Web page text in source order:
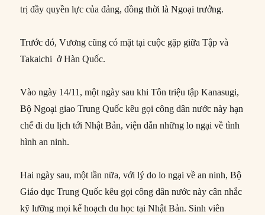
trị đầy quyền lực của đảng, đồng thời là Ngoại trưởng.
Trước đó, Vương cũng có mặt tại cuộc gặp giữa Tập và
Takaichi ở Hàn Quốc.
Vào ngày 14/11, một ngày sau khi Tôn triệu tập Kanasugi,
Bộ Ngoại giao Trung Quốc kêu gọi công dân nước này hạn
chế đi du lịch tới Nhật Bản, viện dẫn những lo ngại về tình
hình an ninh.
Hai ngày sau, một lần nữa, với lý do lo ngại về an ninh, Bộ
Giáo dục Trung Quốc kêu gọi công dân nước này cân nhắc
kỹ lưỡng mọi kế hoạch du học tại Nhật Bản. Sinh viên